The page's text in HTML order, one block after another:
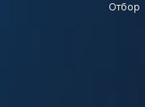
Отбор